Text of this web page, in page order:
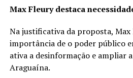
Max Fleury destaca
Na justificativa da proposta, Max
importância de o poder público
ativa a desinformação e ampliar
Araguaína.